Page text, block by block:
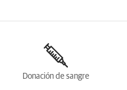
Donación de sangre